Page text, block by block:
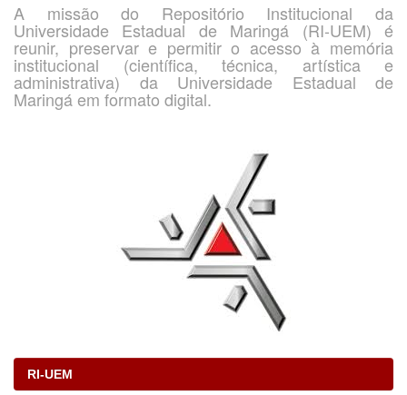
A missão do Repositório Institucional da
Universidade Estadual de Maringá (RI-UEM) é
reunir, preservar e permitir o acesso à memória
institucional (científica, técnica, artística e
administrativa) da Universidade Estadual de
Maringá em formato digital.
RI-UEM